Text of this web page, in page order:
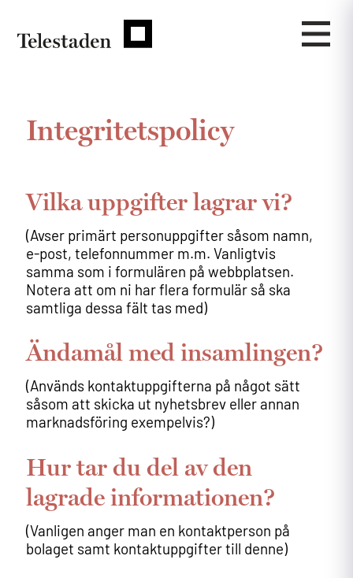
Integritetspolicy
Vilka uppgifter lagrar vi?
(Avser primärt personuppgifter såsom namn,
e-post, telefonnummer m.m. Vanligtvis
samma som i formulären på webbplatsen.
Notera att om ni har flera formulär så ska
samtliga dessa fält tas med)
Ändamål med insamlingen?
(Används kontaktuppgifterna på något sätt
såsom att skicka ut nyhetsbrev eller annan
marknadsföring exempelvis?)
Hur tar du del av den
lagrade informationen?
(Vanligen anger man en kontaktperson på
bolaget samt kontaktuppgifter till denne)